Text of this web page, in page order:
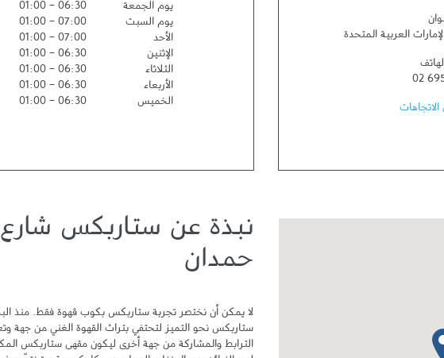
العربية المتحدة
02
يوم الجمعة 06:30
-
01:00
يوم السبت
07:00
-
01:00
الأحد
07:00
-
01:00
الإثنين
06:30
-
01:00
الثلاثاء
06:30
-
01:00
الأربعاء
06:30
-
01:00
الخميس
06:30
-
01:00
نبذة عن ستاربكس شارع
حمدان